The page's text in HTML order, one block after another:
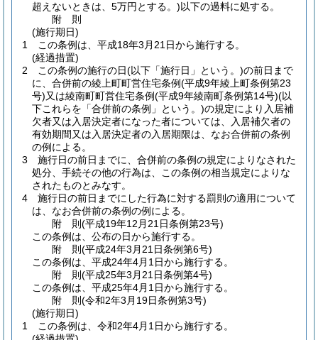
超えないときは、5万円とする。)以下の過料に処する。
附 則
(施行期日)
1
この条例は、平成18年3月21日から施行する。
(経過措置)
2
この条例の施行の日(以下「施行日」という。)の前日まで
に、合併前の綾上町町営住宅条例(平成9年綾上町条例第23
号)又は綾南町町営住宅条例(平成9年綾南町条例第14号)(以
下これらを「合併前の条例」という。)の規定により入居補
欠者又は入居決定者になった者については、入居補欠者の
有効期間又は入居決定者の入居期限は、なお合併前の条例
の例による。
3
施行日の前日までに、合併前の条例の規定によりなされた
処分、手続その他の行為は、この条例の相当規定によりな
されたものとみなす。
4
施行日の前日までにした行為に対する罰則の適用について
は、なお合併前の条例の例による。
附 則(平成19年12月21日条例第23号)
この条例は、公布の日から施行する。
附 則(平成24年3月21日条例第6号)
この条例は、平成24年4月1日から施行する。
附 則(平成25年3月21日条例第4号)
この条例は、平成25年4月1日から施行する。
附 則(令和2年3月19日条例第3号)
(施行期日)
1
この条例は、令和2年4月1日から施行する。